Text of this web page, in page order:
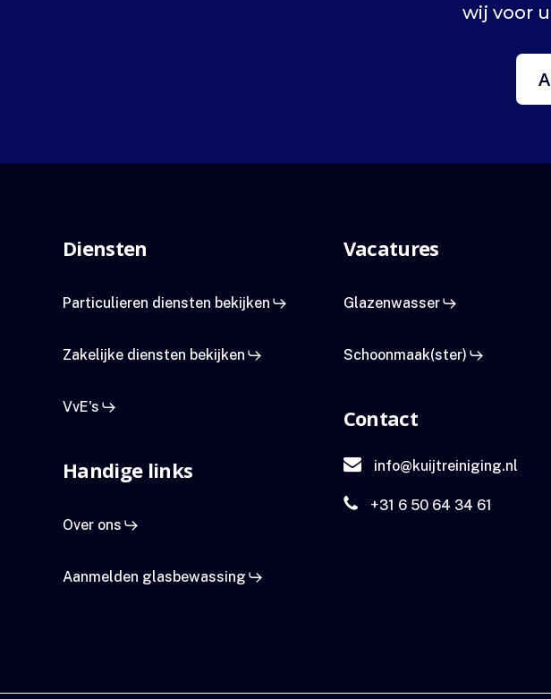
wij voor
Diensten
Particulieren diensten bekijken
Zakelijke diensten bekijken
VvE's
Handige links
Over ons
Aanmelden glasbewassing
Vacatures
Glazenwasser
Schoonmaak(ster)
Contact
info@kuijtreiniging.nl
+31 6 50 64 34 61